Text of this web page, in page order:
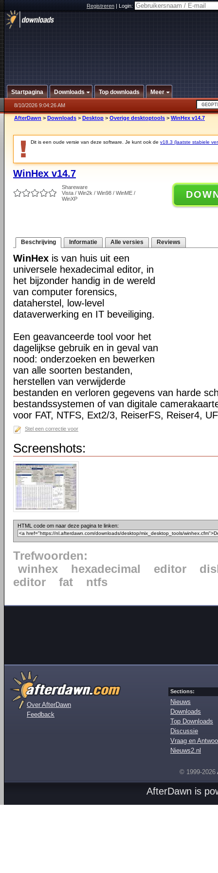
Registreren|Login:
Startpagina Downloads Top downloads Meer
8/10/2026 9:04:26 AM
AfterDawn > Downloads > Desktop > Overige desktoptools > WinHex v14.7
Dit is een oude versie van deze software. Je kunt ook de v18.3 (laatste stabiele
WinHex v14.7
Shareware
Vista / Win2k / Win98 / WinME /
WinXP
Beschrijving Informatie Alle versies Reviews
WinHex is van huis uit een
universele hexadecimal editor, in
het bijzonder handig in de wereld
van computer forensics,
dataherstel, low-level
dataverwerking en IT beveiliging.
Een geavanceerde tool voor het
dagelijkse gebruik en in geval van
nood: onderzoeken en bewerken
van alle soorten bestanden,
herstellen van verwijderde
bestanden en verloren gegevens van harde
bestandssystemen of van digitale
voor FAT, NTFS, Ext2/3, ReiserFS, Reiser4,
Stel een correctie voor
Screenshots:
HTML code om naar deze pagina te linken:
Trefwoorden:
winhex
hexadecimal editor
editor
fat ntfs
Over AfterDawn
Feedback
Sections:
Nieuws
Downloads
Top Downloads
Discussie
Vraag en
Nieuws2.nl
© 1999-2026
AfterDawn is